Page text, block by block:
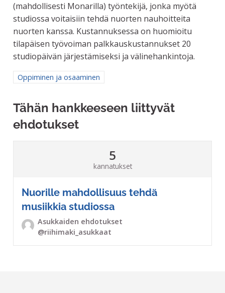
(mahdollisesti Monarilla) työntekijä, jonka myötä
studiossa voitaisiin tehdä nuorten nauhoitteita
nuorten kanssa. Kustannuksessa on huomioitu
tilapäisen työvoiman palkkauskustannukset 20
studiopäivän järjestämiseksi ja välinehankintoja.
Rajaa tulokset aihepiirin mukaan: Oppiminen ja osaaminen
Oppiminen ja osaaminen
Tähän hankkeeseen liittyvät
ehdotukset
Nuorille mahdollisuus tehdä
musiikkia studiossa
Asukkaiden ehdotukset
@riihimaki_asukkaat
5
kannatukset